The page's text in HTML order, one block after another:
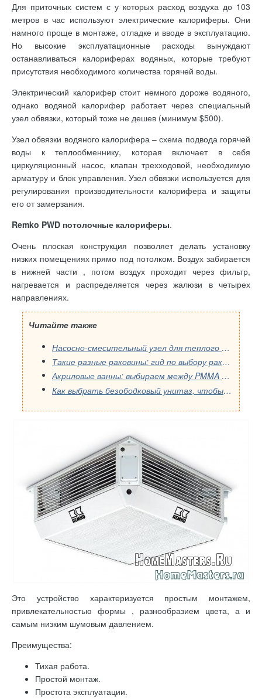
Для приточных систем с у которых расход воздуха до 103
метров в час используют электрические калориферы. Они
намного проще в монтаже, отладке и вводе в эксплуатацию.
Но высокие эксплуатационные расходы вынуждают
останавливаться калориферах водяных, которые требуют
присутствия необходимого количества горячей воды.
Электрический калорифер стоит немного дороже водяного,
однако водяной калорифер работает через специальный
узел обвязки, который тоже не дешев (минимум $500).
Узел обвязки водяного калорифера – схема подвода горячей
воды к теплообменнику, которая включает в себя
циркуляционный насос, клапан трехходовой, необходимую
арматуру и блок управления. Узел обвязки используется для
регулирования производительности калорифера и защиты
его от замерзания.
Remko PWD потолочные калориферы.
Очень плоская конструкция позволяет делать установку
низких помещениях прямо под потолком. Воздух забирается
в нижней части , потом воздух проходит через фильтр,
нагревается и распределяется через жалюзи в четырех
направлениях.
Читайте также
Насосно-смесительный узел для теплого пола: как выбрать правильную модель
Такие разные раковины: гид по выбору раковины в ванную
Акриловые ванны: выбираем между PMMA и ABS
Как выбрать безободковый унитаз, чтобы не пожалеть: инструкция от мастера
Это устройство характеризуется простым монтажем,
привлекательностью формы , разнообразием цвета, а и
самым низким шумовым давлением.
Преимущества:
Тихая работа.
Простой монтаж.
Простота эксплуатации.